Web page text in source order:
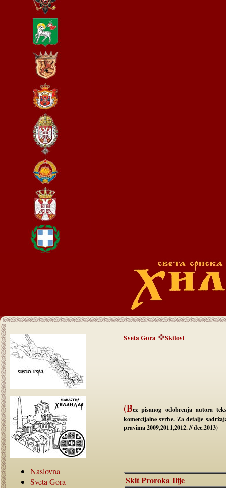
Naslovna
Sveta Gora
Sveta Gora Skitovi
(Bez pisanog odobrenja autora
komercijalne svrhe. Za detalje
pravima 2009,2011,2012. // dec.2013)
Skit Proroka Ilije